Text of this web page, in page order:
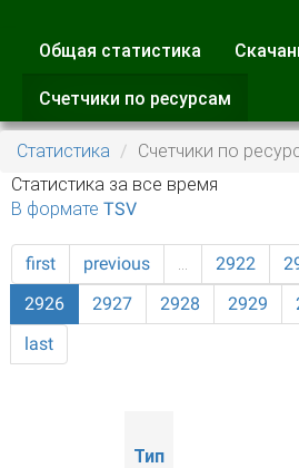
Главные вкладки
Общая статистика
Счетчики по ресурсам
Статистика
Счетчики по
Статистика за все время
В формате TSV
first previous … 2922
2926
2927 2928 2929
last
Тип